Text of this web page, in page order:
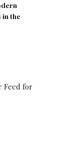
in the
Feed for